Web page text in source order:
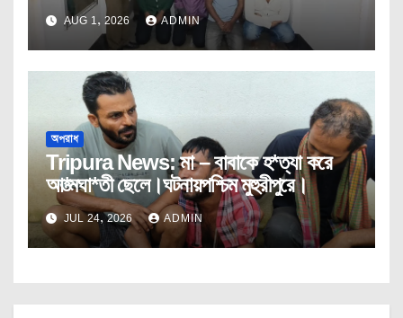
AUG 1, 2026 ADMIN
অপরাধ
Tripura News: মা – বাবাকে হ*ত্যা করে
আ*ত্মঘা*তী ছেলে।ঘটনায়পশ্চিম মুহুরীপুরে।
JUL 24, 2026 ADMIN